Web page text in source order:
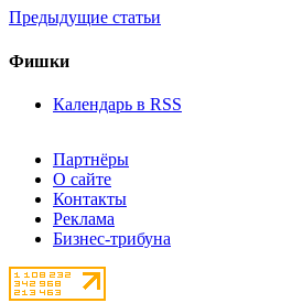
Предыдущие статьи
Фишки
Календарь в RSS
Партнёры
О сайте
Контакты
Реклама
Бизнес-трибуна